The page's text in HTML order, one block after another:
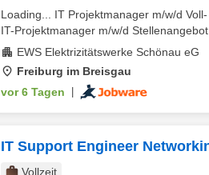
Loading... IT Projektmanager m/w/d
IT-Projektmanager m/w/d Stellenangebot
EWS Elektrizitätswerke Schönau eG
Freiburg im Breisgau
vor 6 Tagen
IT Support Engineer
Vollzeit